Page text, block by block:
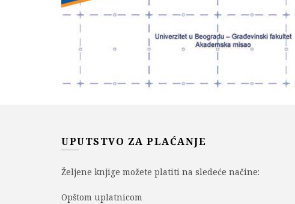
UPUTSTVO ZA PLAĆANJE
Željene knjige možete platiti na sledeće načine:
Opštom uplatnicom